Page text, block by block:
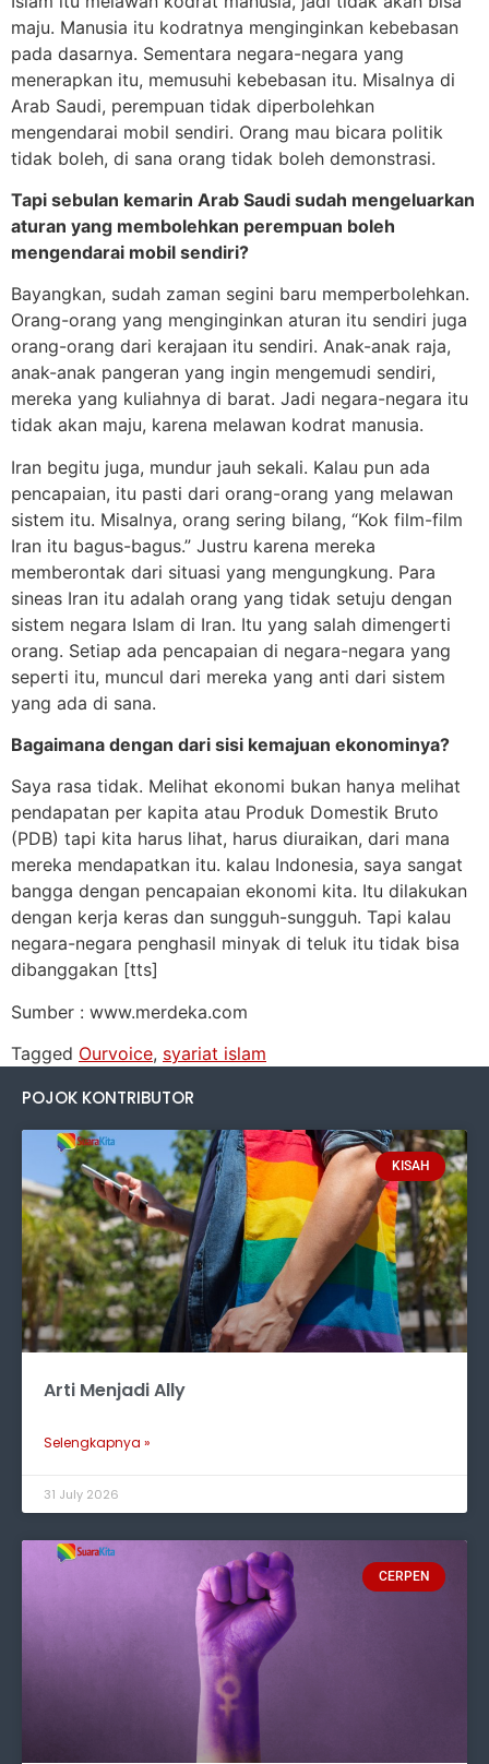
maju. Manusia itu kodratnya menginginkan kebebasan
pada dasarnya. Sementara negara-negara yang
menerapkan itu, memusuhi kebebasan itu. Misalnya di
Arab Saudi, perempuan tidak diperbolehkan
mengendarai mobil sendiri. Orang mau bicara politik
tidak boleh, di sana orang tidak boleh demonstrasi.
Tapi sebulan kemarin Arab Saudi sudah mengeluarkan
aturan yang membolehkan perempuan boleh
mengendarai mobil sendiri?
Bayangkan, sudah zaman segini baru memperbolehkan.
Orang-orang yang menginginkan aturan itu sendiri juga
orang-orang dari kerajaan itu sendiri. Anak-anak raja,
anak-anak pangeran yang ingin mengemudi sendiri,
mereka yang kuliahnya di barat. Jadi negara-negara itu
tidak akan maju, karena melawan kodrat manusia.
Iran begitu juga, mundur jauh sekali. Kalau pun ada
pencapaian, itu pasti dari orang-orang yang melawan
sistem itu. Misalnya, orang sering bilang, “Kok film-film
Iran itu bagus-bagus.” Justru karena mereka
memberontak dari situasi yang mengungkung. Para
sineas Iran itu adalah orang yang tidak setuju dengan
sistem negara Islam di Iran. Itu yang salah dimengerti
orang. Setiap ada pencapaian di negara-negara yang
seperti itu, muncul dari mereka yang anti dari sistem
yang ada di sana.
Bagaimana dengan dari sisi kemajuan ekonominya?
Saya rasa tidak. Melihat ekonomi bukan hanya melihat
pendapatan per kapita atau Produk Domestik Bruto
(PDB) tapi kita harus lihat, harus diuraikan, dari mana
mereka mendapatkan itu. kalau Indonesia, saya sangat
bangga dengan pencapaian ekonomi kita. Itu dilakukan
dengan kerja keras dan sungguh-sungguh. Tapi kalau
negara-negara penghasil minyak di teluk itu tidak bisa
dibanggakan [tts]
Sumber : www.merdeka.com
Tagged Ourvoice, syariat islam
POJOK KONTRIBUTOR
KISAH
Arti Menjadi Ally
Selengkapnya »
31 July 2026
CERPEN